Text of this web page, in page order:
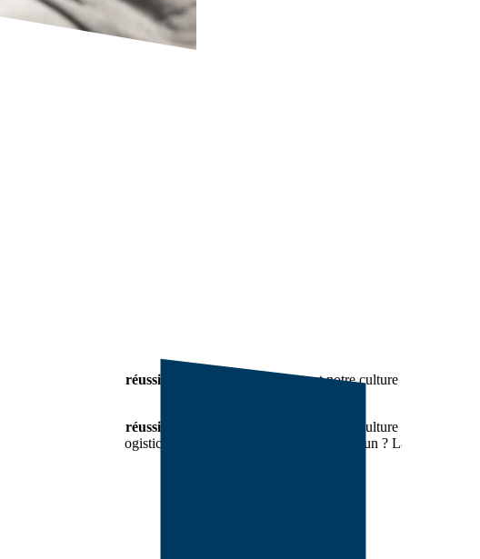
parcours et leurs réussites
racontent mieux que tout notre culture d’entreprise
parcours et leurs réussites
racontent mieux que tout notre culture d’entreprise
commerciaux, logisticiens, managers… Leur point commun ? La passion de